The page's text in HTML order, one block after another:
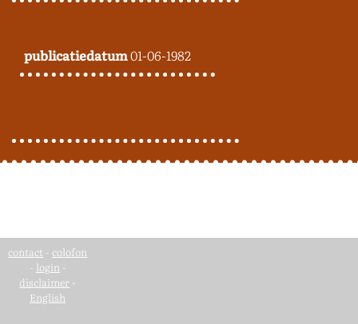
publicatiedatum01-06-1982
contact - colofon
- login -
disclaimer -
English